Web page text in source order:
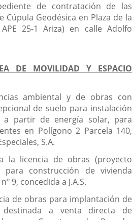
de contratación de las
Geodésica en Plaza de la
25-1 Ariza) en calle Adolfo
DE MOVILIDAD Y ESPACIO
ambiental y de obras con
de suelo para instalación
a partir de energía solar, para
en Polígono 2 Parcela 140,
S.A.
la licencia de obras (proyecto
construcción de vivienda
9, concedida a J.A.S.
de obras para implantación de
a venta directa de